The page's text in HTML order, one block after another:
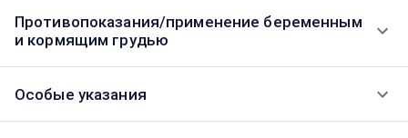
Противопоказания/применение беременным
и кормящим грудью
Особые указания